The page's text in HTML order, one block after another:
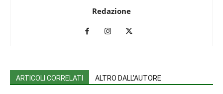
Redazione
ARTICOLI CORRELATI ALTRO DALL'AUTORE